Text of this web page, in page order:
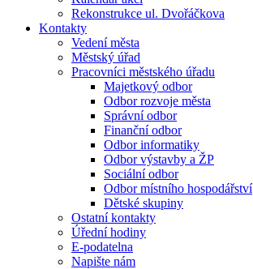
Rekonstrukce ul. Dvořáčkova
Kontakty
Vedení města
Městský úřad
Pracovníci městského úřadu
Majetkový odbor
Odbor rozvoje města
Správní odbor
Finanční odbor
Odbor informatiky
Odbor výstavby a ŽP
Sociální odbor
Odbor místního hospodářství
Dětské skupiny
Ostatní kontakty
Úřední hodiny
E-podatelna
Napište nám